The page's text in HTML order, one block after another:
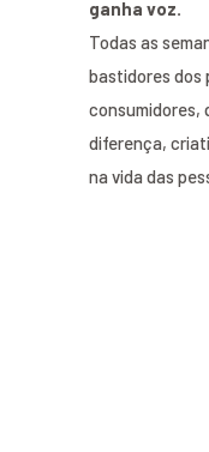
ganha voz.
Todas as
bastidores dos
consumidores,
diferença,
na vida das